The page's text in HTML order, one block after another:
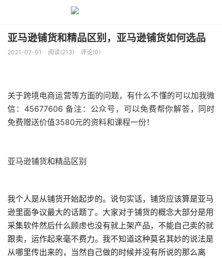
亚马逊铺货和精品区别，亚马逊铺货如何选品
2021-07-01 阅读(213) 评论(0)
关于跨境电商运营等方面的问题，有什么不懂的可以加我微
信：45677606 备注：公众号，可以免费帮你解答，同时
免费赠送价值3580元的资料和课程一份！
亚马逊铺货和精品区别
我个人是从铺货开始起步的。说句实话，铺货应该算是亚马
逊里面争议最大的话题了。大家对于铺货的概念大部分是用
采集软件然后什么顾虑也没有就上架产品，不能自己卖的就
跟卖，运作起来毫不费力。我不知道这种莫名其妙的说法是
从哪里传出来的，当然自己做的时候并没有所说的那么离